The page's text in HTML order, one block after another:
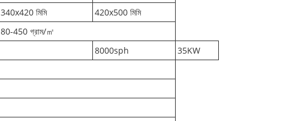
340x420 মিমি
420x500 মিমি
80-450 গ্রাম/㎡
8000sph
35KW